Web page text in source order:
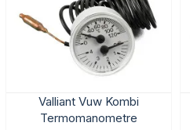
Valliant Vuw Kombi
Termomanometre